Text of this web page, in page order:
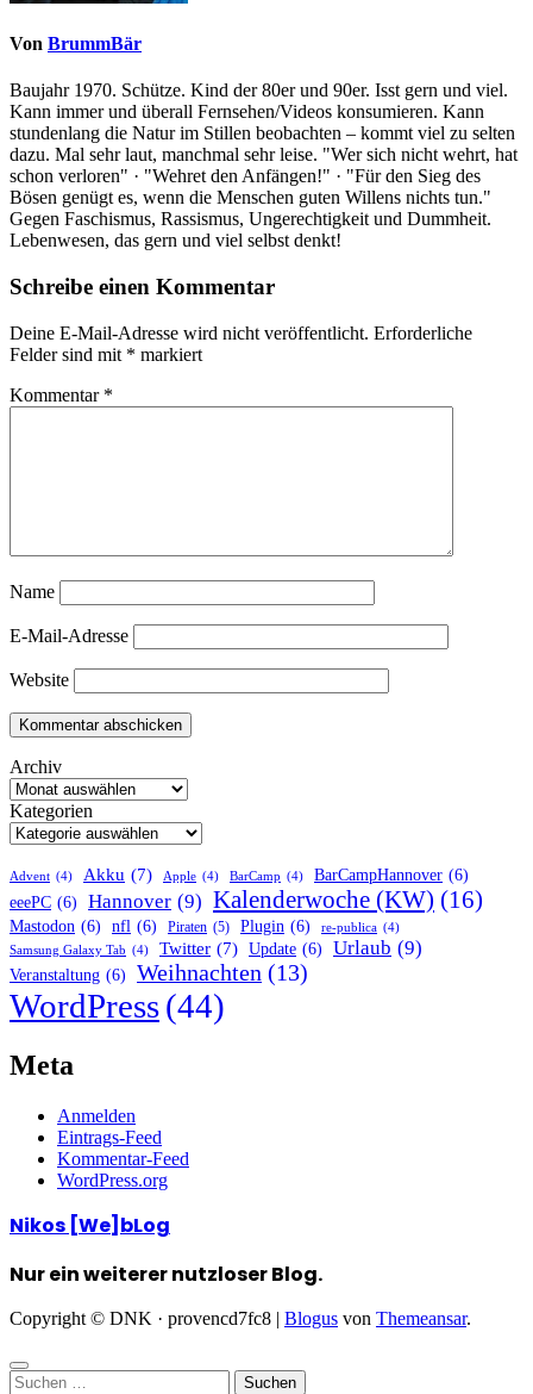
Von BrummBär
Baujahr 1970. Schütze. Kind der 80er und 90er. Isst gern und viel.
Kann immer und überall Fernsehen/Videos konsumieren. Kann
stundenlang die Natur im Stillen beobachten – kommt viel zu selten
dazu. Mal sehr laut, manchmal sehr leise. "Wer sich nicht wehrt, hat
schon verloren" · "Wehret den Anfängen!" · "Für den Sieg des
Bösen genügt es, wenn die Menschen guten Willens nichts tun."
Gegen Faschismus, Rassismus, Ungerechtigkeit und Dummheit.
Lebenwesen, das gern und viel selbst denkt!
Schreibe einen Kommentar
Deine E-Mail-Adresse wird nicht veröffentlicht. Erforderliche
Felder sind mit * markiert
Kommentar *
Name
E-Mail-Adresse
Website
Archiv
Kategorien
Advent (4) Akku (7) Apple (4) BarCamp (4) BarCampHannover (6)
eeePC (6) Hannover (9) Kalenderwoche (KW) (16)
Mastodon (6) nfl (6) Piraten (5) Plugin (6) re-publica (4)
Samsung Galaxy Tab (4) Twitter (7) Update (6) Urlaub (9)
Veranstaltung (6) Weihnachten (13)
WordPress(44)
Meta
Anmelden
Eintrags-Feed
Kommentar-Feed
WordPress.org
Nikos [We]bLog
Nur ein weiterer nutzloser Blog.
Copyright © DNK · provencd7fc8 | Blogus von Themeansar.
Suchen